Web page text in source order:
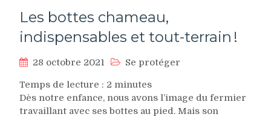
Les bottes chameau,
indispensables et tout-terrain !
28 octobre 2021 Se protéger
Temps de lecture : 2 minutes
Dès notre enfance, nous avons l’image du fermier
travaillant avec ses bottes au pied. Mais son